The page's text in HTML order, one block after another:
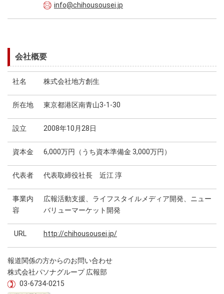
info@chihousousei.jp
会社概要
社名 株式会社地方創生
所在地 東京都港区南青山3-1-30
設立 2008年10月28日
資本金 6,000万円（うち資本準備金 3,000万円）
代表者 代表取締役社長 近江 淳
事業内
容
広報活動支援、ライフスタイルメディア開発、ニュー
バリューマーケット開発
URL http://chihousousei.jp/
報道関係の方からのお問い合わせ
株式会社パソナグループ 広報部
03-6734-0215